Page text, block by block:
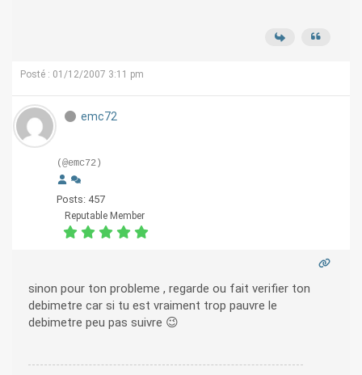
Posté : 01/12/2007 3:11 pm
emc72
(@emc72)
Posts: 457
Reputable Member
sinon pour ton probleme , regarde ou fait verifier ton
debimetre car si tu est vraiment trop pauvre le
debimetre peu pas suivre 😉